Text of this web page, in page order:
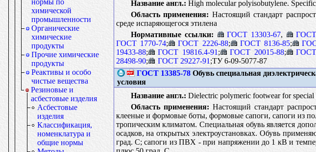
нормы по
химической
промышленности
Органические
химические
продукты
Прочие химические
продукты
Реактивы и особо
чистые вещества
Резиновые и
асбестовые изделия
Асбестовые
изделия
Классификация,
номенклатура и
общие нормы
Название англ.: High molecular polyisobutylene.
Область применения: Настоящий стандарт
среде испаряющегося этилена
Нормативные ссылки:
ГОСТ 13303-67, ГОСТ
ГОСТ 1770-74; ГОСТ 2226-88; ГОСТ 8136-85;
19433-88; ГОСТ 19816.4-91 ; ГОСТ 20015-88; ГОСТ
28498-90; ГОСТ 29227-91 ;ТУ 6-09-5077-87
ГОСТ 13385-78Обувь специальная
условия
Название англ.: Dielectric polymeric footwear for special
Область применения: Настоящий стандарт
клееные и формовые боты, формовые сапоги, сапоги из
тропическим климатом. Специальная обувь является
осадков, на открытых электроустановках. Обувь
град. С; сапоги из ПВХ - при напряжении до 1 кВ и